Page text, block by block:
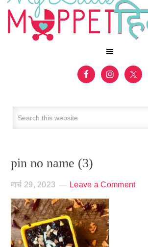
pin no name (3)
मार्च 29, 2023 Leave a Comment